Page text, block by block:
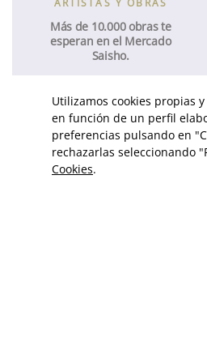
ARTISTAS Y OBRAS
Más de 10.000 obras te
esperan en el Mercado
Saisho.
DINOS QUÉ ESTÁS BUSCANDO
Utilizamos cookies propias
en función de un perfil
preferencias pulsando en
rechazarlas seleccionando
Cookies.